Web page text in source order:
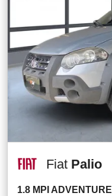
Fiat Palio
1.8 MPI